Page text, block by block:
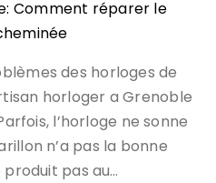
Comment réparer le
des horloges de
horloger a Grenoble
l’horloge ne sonne
n’a pas la bonne
pas au…